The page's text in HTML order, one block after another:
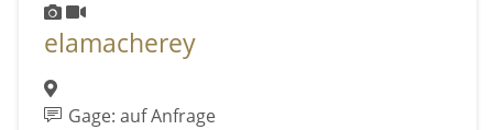
elamacherey
Gage: auf Anfrage